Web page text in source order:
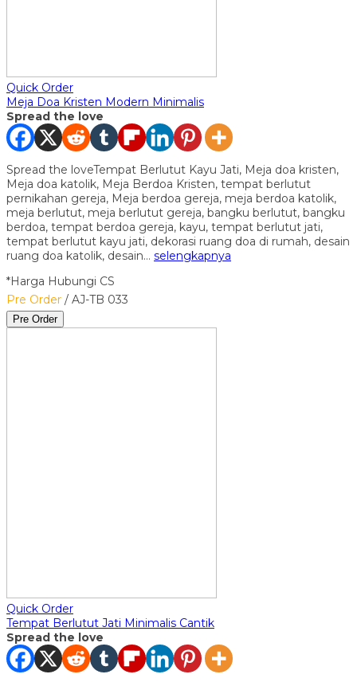
Quick Order
Meja Doa Kristen Modern Minimalis
Spread the love
Spread the loveTempat Berlutut Kayu Jati, Meja doa kristen,
Meja doa katolik, Meja Berdoa Kristen, tempat berlutut
pernikahan gereja, Meja berdoa gereja, meja berdoa katolik,
meja berlutut, meja berlutut gereja, bangku berlutut, bangku
berdoa, tempat berdoa gereja, kayu, tempat berlutut jati,
tempat berlutut kayu jati, dekorasi ruang doa di rumah, desain
ruang doa katolik, desain… selengkapnya
*Harga Hubungi CS
Pre Order / AJ-TB 033
Pre Order
Quick Order
Tempat Berlutut Jati Minimalis Cantik
Spread the love